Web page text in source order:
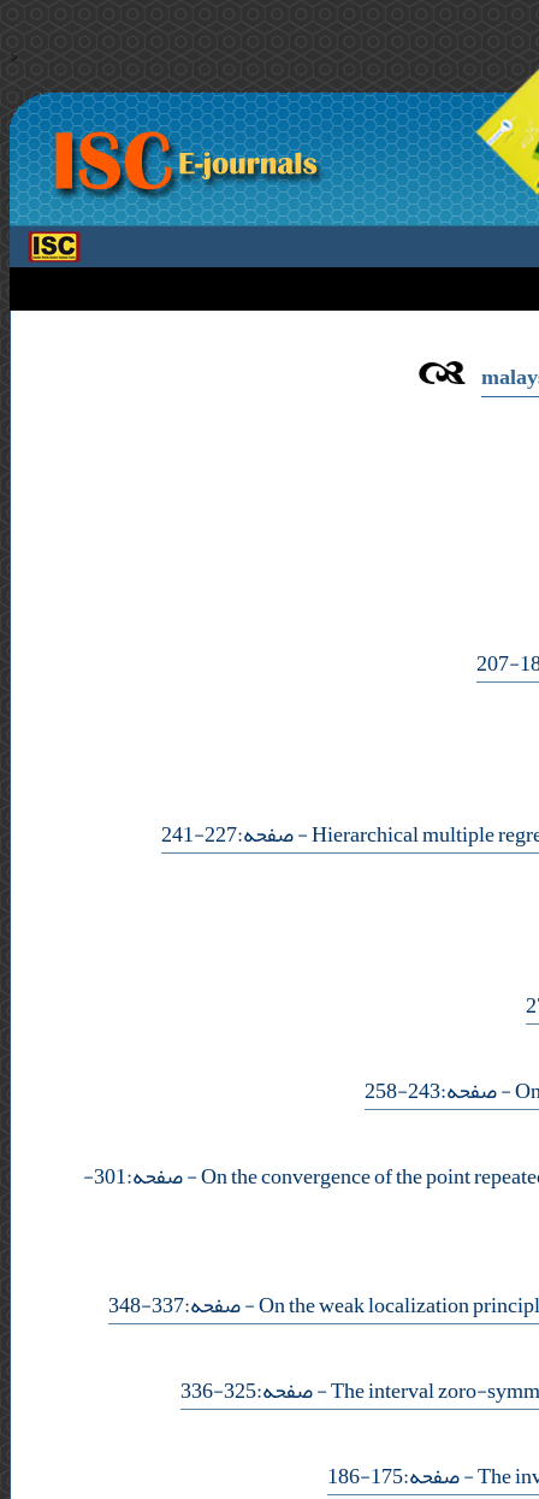
>
- صفحه:227-241
- صفحه:243-258
- صفحه:301-
- صفحه:337-348
- صفحه:325-336
- صفحه:175-186